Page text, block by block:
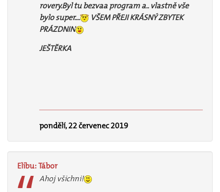
rovery.Byl tu bezvaa program a.. vlastně vše
bylo super....
VŠEM PŘEJI KRÁSNÝ ZBYTEK
PRÁZDNIN
JEŠTĚRKA
pondělí, 22 červenec 2019
Elibu:Tábor
Ahoj všichni!